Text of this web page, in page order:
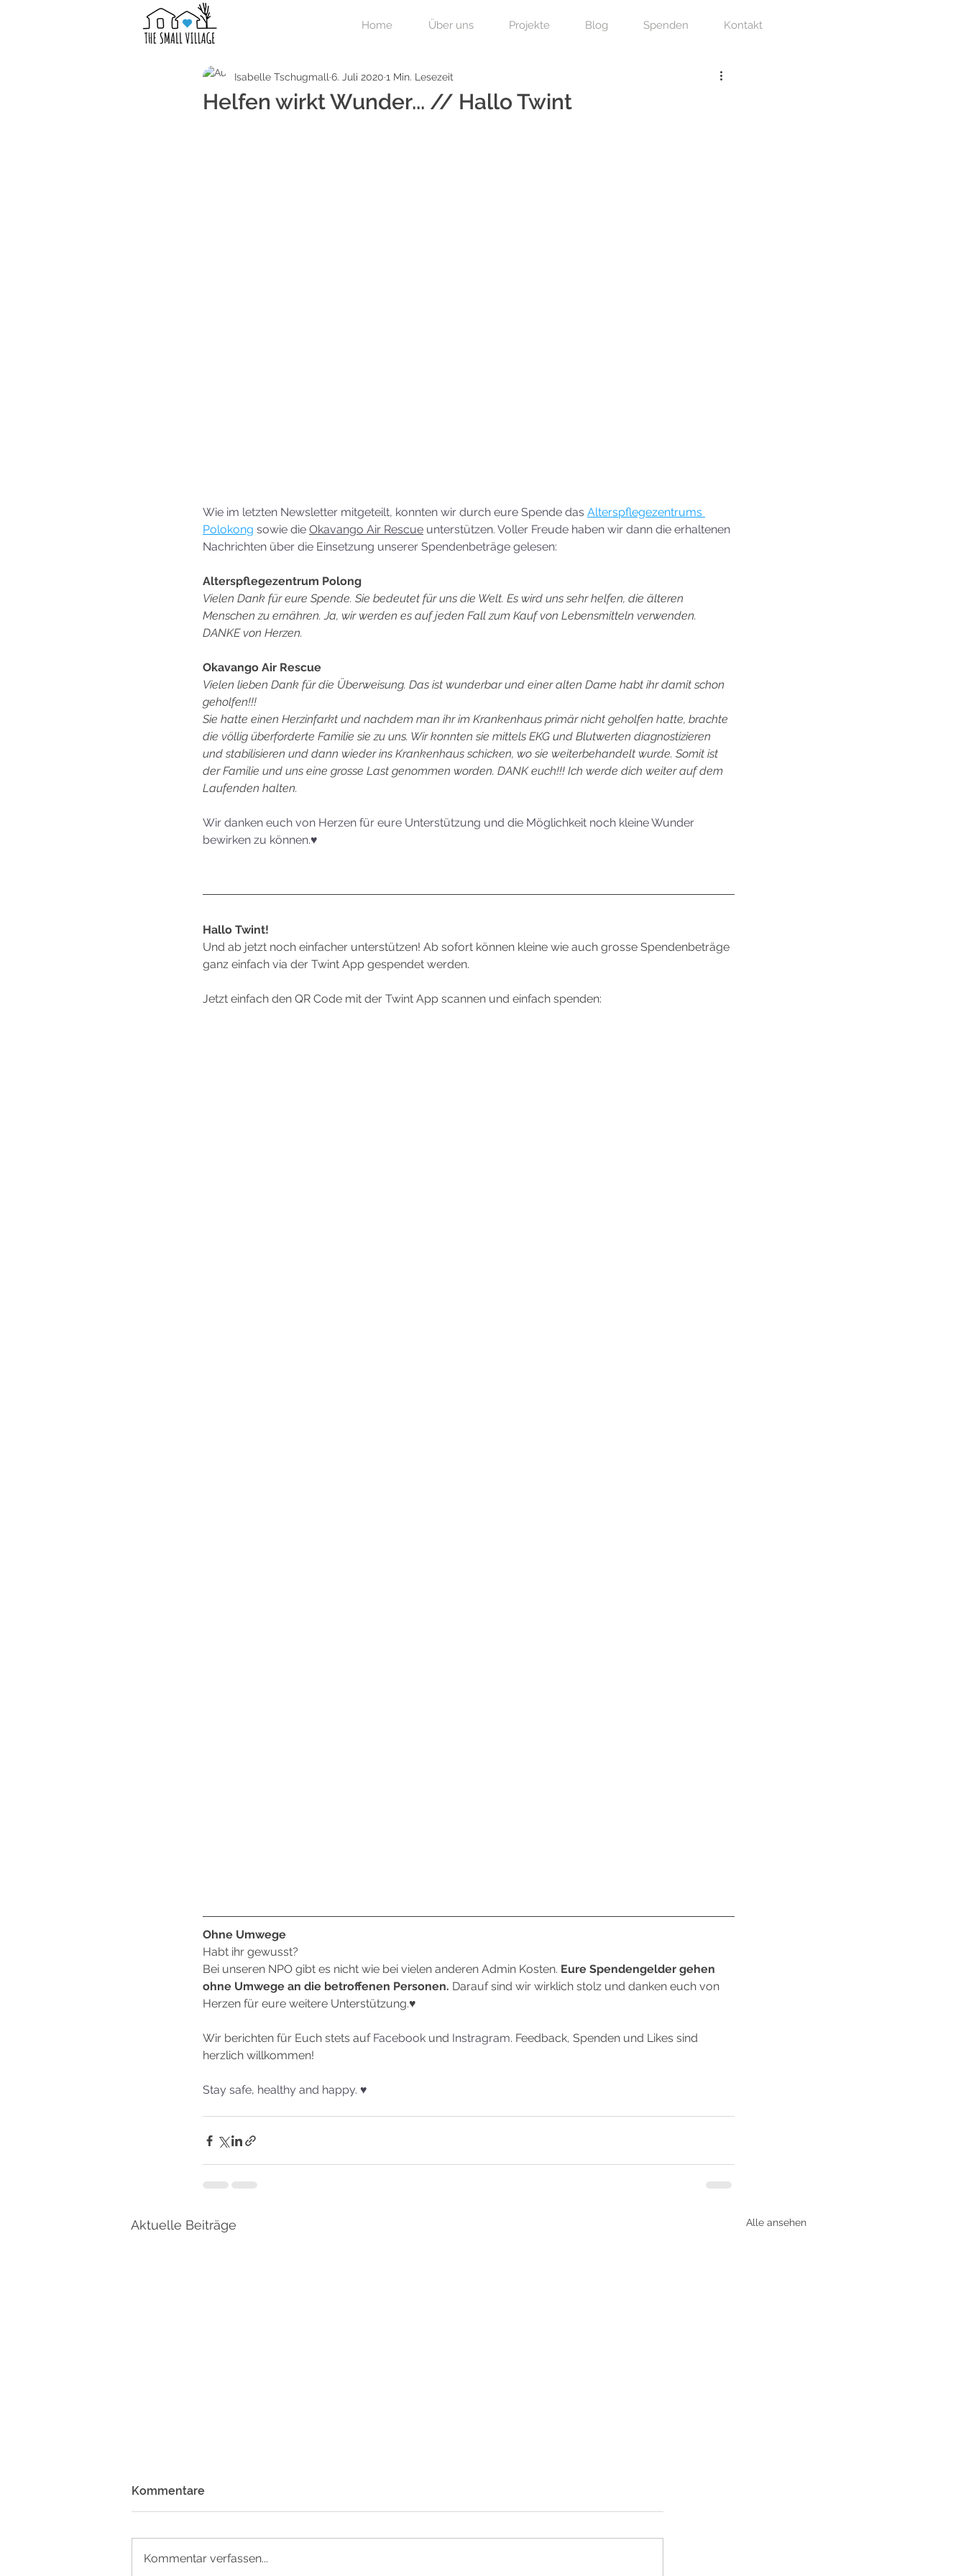
Home Über uns Projekte Blog Spenden Kontakt
Helfen wirkt Wunder... // Hallo Twint
Isabelle Tschugmall 6. Juli 2020 1 Min. Lesezeit
Wie im letzten Newsletter mitgeteilt, konnten wir durch eure Spende das Alterspflegezentrums
Polokong sowie die Okavango Air Rescue unterstützen. Voller Freude haben wir dann die erhaltenen
Nachrichten über die Einsetzung unserer Spendenbeträge gelesen:
Alterspflegezentrum Polong
Vielen Dank für eure Spende. Sie bedeutet für uns die Welt. Es wird uns sehr helfen, die älteren
Menschen zu ernähren. Ja, wir werden es auf jeden Fall zum Kauf von Lebensmitteln verwenden.
DANKE von Herzen.
Okavango Air Rescue
Vielen lieben Dank für die Überweisung. Das ist wunderbar und einer alten Dame habt ihr damit schon
geholfen!!!
Sie hatte einen Herzinfarkt und nachdem man ihr im Krankenhaus primär nicht geholfen hatte, brachte
die völlig überforderte Familie sie zu uns. Wir konnten sie mittels EKG und Blutwerten diagnostizieren
und stabilisieren und dann wieder ins Krankenhaus schicken, wo sie weiterbehandelt wurde. Somit ist
der Familie und uns eine grosse Last genommen worden. DANK euch!!! Ich werde dich weiter auf dem
Laufenden halten.
Wir danken euch von Herzen für eure Unterstützung und die Möglichkeit noch kleine Wunder
bewirken zu können.♥
Hallo Twint!
Und ab jetzt noch einfacher unterstützen! Ab sofort können kleine wie auch grosse Spendenbeträge
ganz einfach via der Twint App gespendet werden.
Jetzt einfach den QR Code mit der Twint App scannen und einfach spenden:
Ohne Umwege
Habt ihr gewusst?
Bei unseren NPO gibt es nicht wie bei vielen anderen Admin Kosten. Eure Spendengelder gehen
ohne Umwege an die betroffenen Personen. Darauf sind wir wirklich stolz und danken euch von
Herzen für eure weitere Unterstützung.♥
Wir berichten für Euch stets auf Facebook und Instragram. Feedback, Spenden und Likes sind
herzlich willkommen!
Stay safe, healthy and happy. ♥
Aktuelle Beiträge Alle ansehen
Kommentare
Kommentar verfassen...